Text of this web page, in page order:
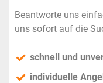
Beantworte uns
uns sofort auf die
schnell und
individuelle